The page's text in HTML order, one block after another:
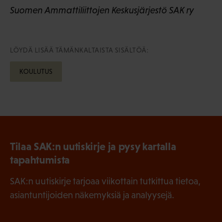
Suomen Ammattiliittojen Keskusjärjestö SAK ry
LÖYDÄ LISÄÄ TÄMÄNKALTAISTA SISÄLTÖÄ:
KOULUTUS
Tilaa SAK:n uutiskirje ja pysy kartalla
tapahtumista
SAK:n uutiskirje tarjoaa viikottain tutkittua tietoa,
asiantuntijoiden näkemyksiä ja analyysejä.